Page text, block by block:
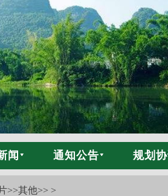
闻 通知公告 规划
>>其他>> >